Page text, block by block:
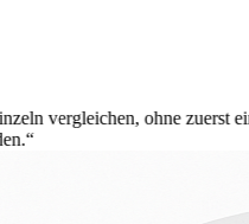
zuerst ein